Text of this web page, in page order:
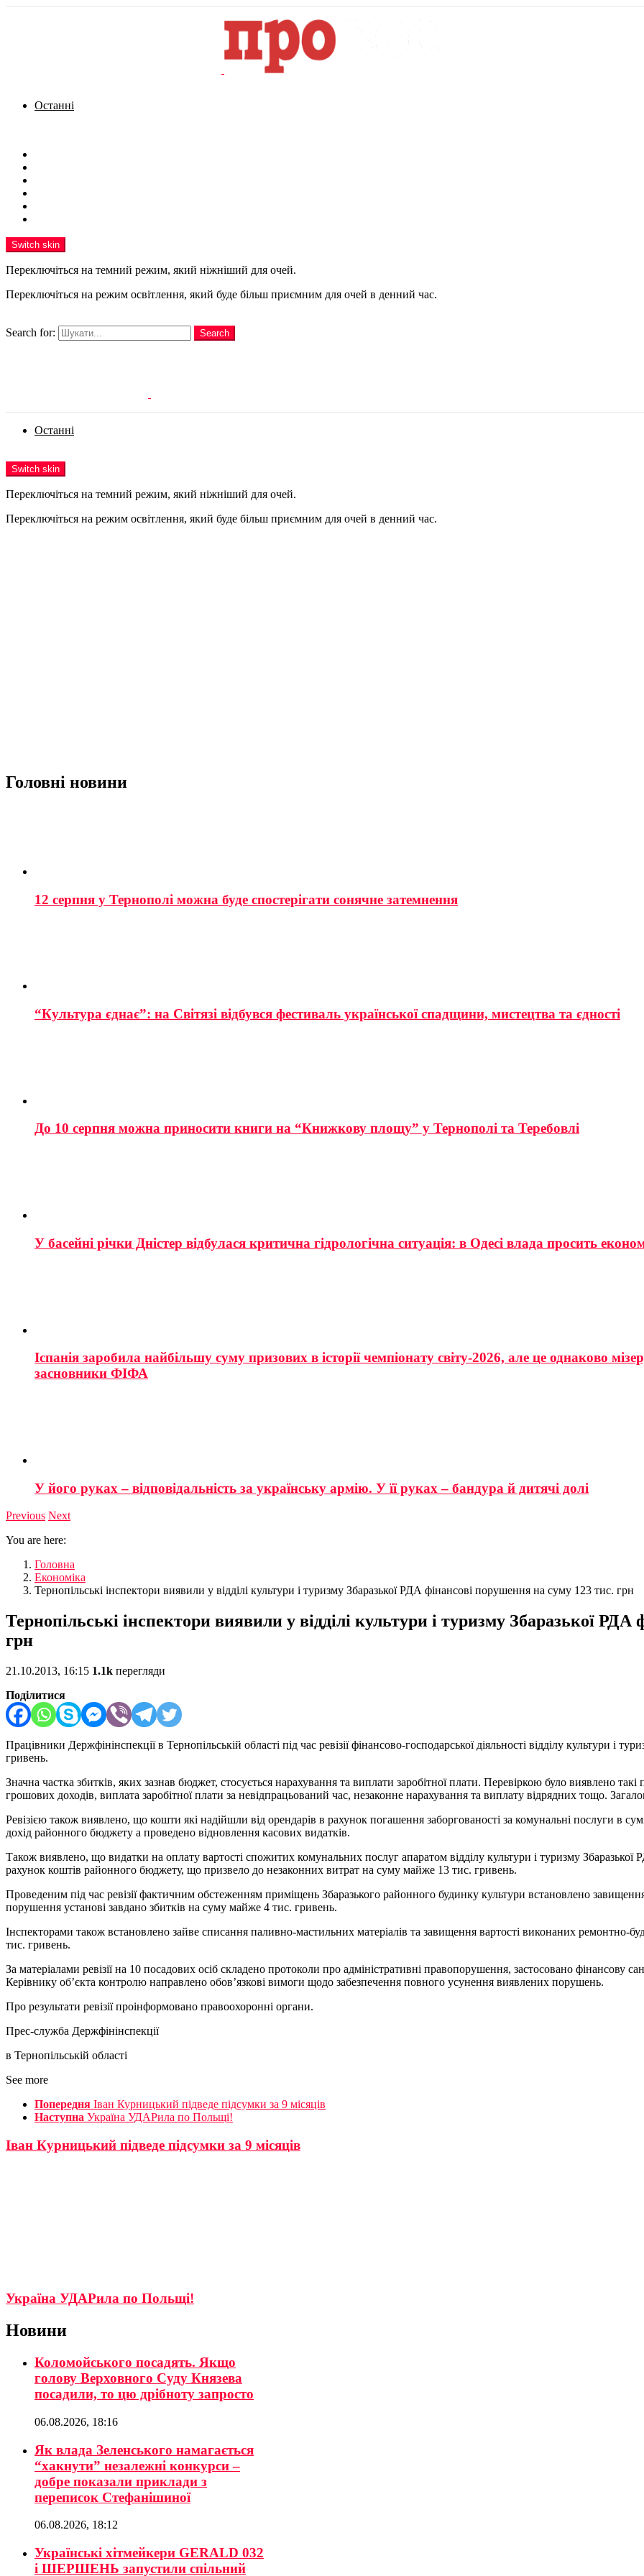
Останні
Switch skin
Переключіться на темний режим, який ніжніший для очей.
Переключіться на режим освітлення, який буде більш приємним для очей в денний час.
Search for:
Search
Останні
Switch skin
Переключіться на темний режим, який ніжніший для очей.
Переключіться на режим освітлення, який буде більш приємним для очей в денний час.
Головні новини
12 серпня у Тернополі можна буде спостерігати сонячне затемнення
“Культура єднає”: на Світязі відбувся фестиваль української спадщини, мистецтва та єдності
До 10 серпня можна приносити книги на “Книжкову площу” у Тернополі та Теребовлі
У басейні річки Дністер відбулася критична гідрологічна ситуація: в Одесі влада просить
Іспанія заробила найбільшу суму призових в історії чемпіонату світу-2026, але це однаково
засновники ФІФА
У його руках – відповідальність за українську армію. У її руках – бандура й дитячі долі
Previous Next
You are here:
Головна
Економіка
Тернопільські інспектори виявили у відділі культури і туризму Збаразької РДА фінансові порушення на суму 123 тис. грн
Тернопільські інспектори виявили у відділі культури і туризму Збаразької
грн
21.10.2013, 16:15 1.1k перегляди
Поділитися
Працівники Держфінінспекції в Тернопільській області під час ревізії фінансово-господарської діяльності відділу культури і
гривень.
Значна частка збитків, яких зазнав бюджет, стосується нарахування та виплати заробітної плати. Перевіркою було виявлено
грошових доходів, виплата заробітної плати за невідпрацьований час, незаконне нарахування та виплату відрядних тощо.
Ревізією також виявлено, що кошти які надійшли від орендарів в рахунок погашення заборгованості за комунальні послуги в
дохід районного бюджету а проведено відновлення касових видатків.
Також виявлено, що видатки на оплату вартості спожитих комунальних послуг апаратом відділу культури і туризму Збаразької
рахунок коштів районного бюджету, що призвело до незаконних витрат на суму майже 13 тис. гривень.
Проведеним під час ревізії фактичним обстеженням приміщень Збаразького районного будинку культури встановлено
порушення установі завдано збитків на суму майже 4 тис. гривень.
Інспекторами також встановлено зайве списання паливно-мастильних матеріалів та завищення вартості виконаних ремонтно-
тис. гривень.
За матеріалами ревізії на 10 посадових осіб складено протоколи про адміністративні правопорушення, застосовано
Керівнику об’єкта контролю направлено обов’язкові вимоги щодо забезпечення повного усунення виявлених порушень.
Про результати ревізії проінформовано правоохоронні органи.
Прес-служба Держфінінспекції
в Тернопільській області
See more
Попередня Іван Курницький підведе підсумки за 9 місяців
Наступна Україна УДАРила по Польщі!
Іван Курницький підведе підсумки за 9 місяців
Україна УДАРила по Польщі!
Новини
Коломойського посадять. Якщо
голову Верховного Суду Князева
посадили, то цю дрібноту запросто
06.08.2026, 18:16
Як влада Зеленського намагається
“хакнути” незалежні конкурси –
добре показали приклади з
переписок Стефанішиної
06.08.2026, 18:12
Українські хітмейкери GERALD 032
і ШЕРШЕНЬ запустили спільний